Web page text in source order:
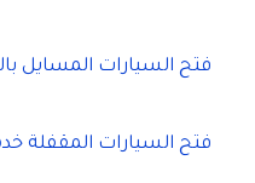
فتح السيارات المسايل
فتح السيارات المقفلة